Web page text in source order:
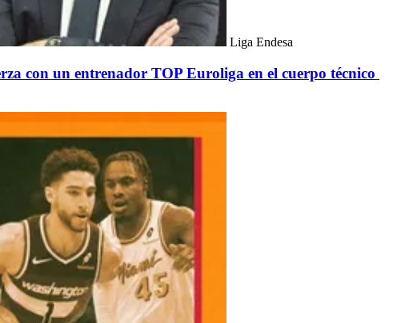
Liga Endesa
con un entrenador TOP Euroliga en el cuerpo técnico